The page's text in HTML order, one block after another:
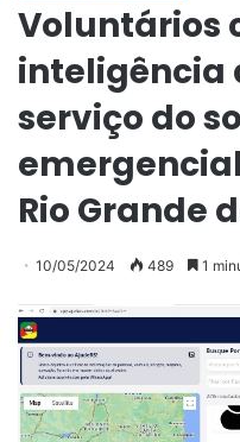
Voluntários
inteligência
serviço do
Rio Grande
10/05/2024 489 1